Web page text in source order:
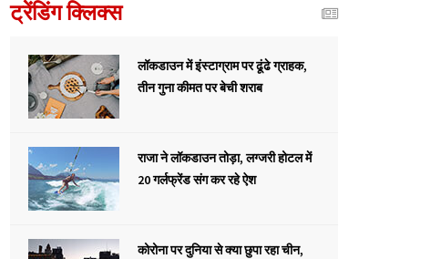
ट्रेंडिंग क्लिक्स
लॉकडाउन में इंस्टाग्राम पर ढूंढे ग्राहक,
तीन गुना कीमत पर बेची शराब
राजा ने लॉकडाउन तोड़ा, लग्जरी होटल में
20 गर्लफ्रेंड संग कर रहे ऐश
कोरोना पर दुनिया से क्या छुपा रहा चीन,